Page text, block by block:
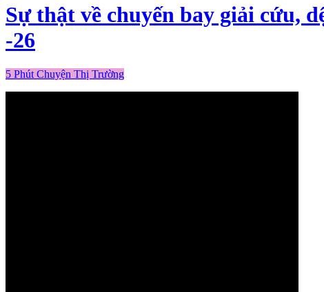
Sự thật về chuyến bay giải cứu,
-26
5 Phút Chuyện Thị Trường